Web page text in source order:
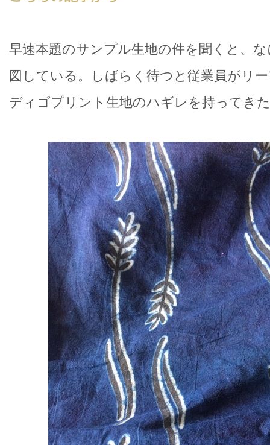
早速本題のサンプル生地の件を聞くと、
図している。しばらく待つと従業員がリ
ディゴプリント生地のハギレを持ってき